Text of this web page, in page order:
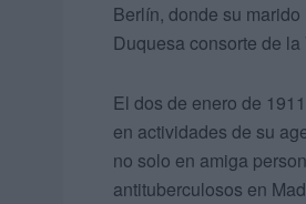
Berlín, donde su
Duquesa consorte de la
El dos de enero de
en actividades de su
no solo en amiga
antituberculosos en